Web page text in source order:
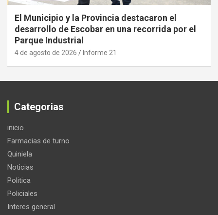
El Municipio y la Provincia destacaron el
desarrollo de Escobar en una recorrida por el
Parque Industrial
4 de agosto de 2026 Informe 21
Categorias
inicio
Farmacias de turno
Quiniela
Noticias
Politica
Policiales
Interes general